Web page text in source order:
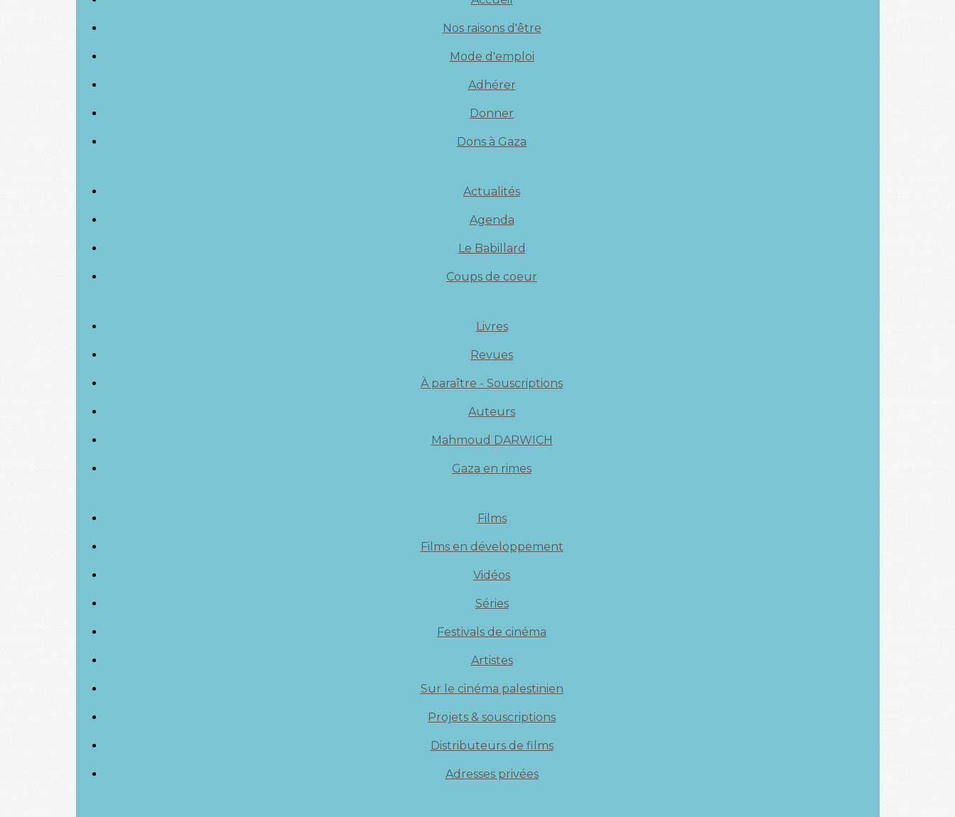
Nos raisons d'être
Mode d'emploi
Adhérer
Donner
Dons à Gaza
Actualités
Agenda
Le Babillard
Coups de coeur
Livres
Revues
À paraître - Souscriptions
Auteurs
Mahmoud DARWICH
Gaza en rimes
Films
Films en développement
Vidéos
Séries
Festivals de cinéma
Artistes
Sur le cinéma palestinien
Projets & souscriptions
Distributeurs de films
Adresses privées